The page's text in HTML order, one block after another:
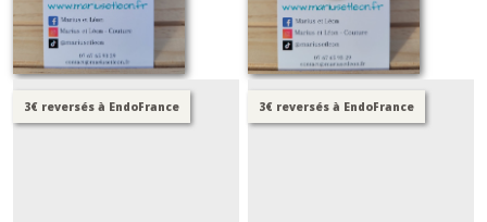
25
3€ reversés à EndoFrance 3€ reversés à EndoFrance